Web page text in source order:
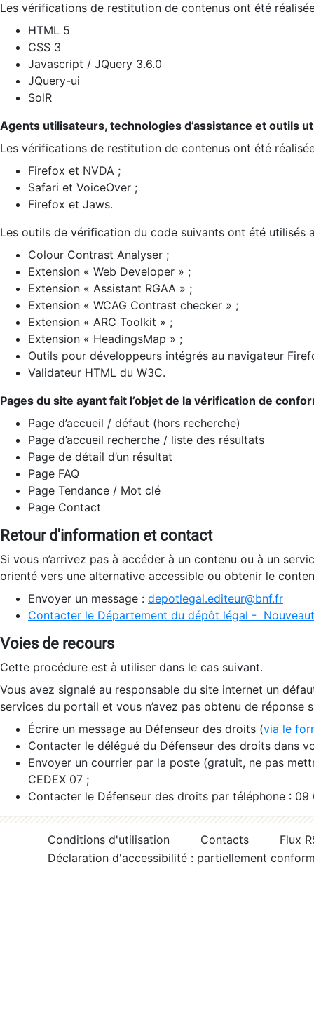
Les vérifications de restitution de contenus ont été
HTML 5
CSS 3
Javascript / JQuery 3.6.0
JQuery-ui
SolR
Agents utilisateurs, technologies d’assistance et outils
Les vérifications de restitution de contenus ont été
Firefox et NVDA ;
Safari et VoiceOver ;
Firefox et Jaws.
Les outils de vérification du code suivants ont été utilisés
Colour Contrast Analyser ;
Extension « Web Developer » ;
Extension « Assistant RGAA » ;
Extension « WCAG Contrast checker » ;
Extension « ARC Toolkit » ;
Extension « HeadingsMap » ;
Outils pour développeurs intégrés au navigateur
Validateur HTML du W3C.
Pages du site ayant fait l’objet de la vérification de
Page d’accueil / défaut (hors recherche)
Page d’accueil recherche / liste des résultats
Page de détail d’un résultat
Page FAQ
Page Tendance / Mot clé
Page Contact
Retour d'information et contact
Si vous n’arrivez pas à accéder à un contenu ou à un
orienté vers une alternative accessible ou obtenir le
Envoyer un message : depotlegal.editeur@bnf.fr
Contacter le Département du dépôt légal -
Voies de recours
Cette procédure est à utiliser dans le cas suivant.
Vous avez signalé au responsable du site internet un
services du portail et vous n’avez pas obtenu de réponse
Écrire un message au Défenseur des droits (via le
Contacter le délégué du Défenseur des droits dans
Envoyer un courrier par la poste (gratuit, ne pas
CEDEX 07 ;
Contacter le Défenseur des droits par téléphone :
Conditions d'utilisation Contacts
Flux
Déclaration d'accessibilité : partiellement